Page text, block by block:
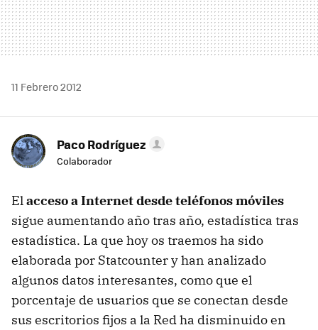
11 Febrero 2012
Paco Rodríguez
Colaborador
Elacceso a Internet desde teléfonos móviles
sigue aumentando año tras año, estadística tras
estadística. La que hoy os traemos ha sido
elaborada por Statcounter y han analizado
algunos datos interesantes, como que el
porcentaje de usuarios que se conectan desde
sus escritorios fijos a la Red ha disminuido en